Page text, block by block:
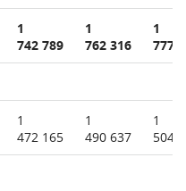
1
742 789
1
762 316
1
777
1
472 165
1
490 637
1
504